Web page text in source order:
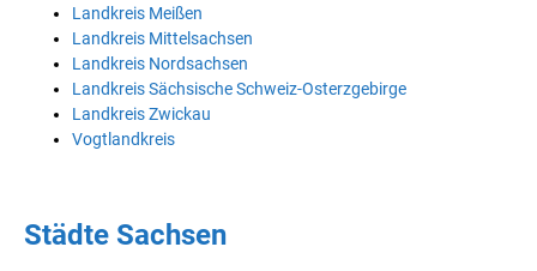
Landkreis Meißen
Landkreis Mittelsachsen
Landkreis Nordsachsen
Landkreis Sächsische Schweiz-Osterzgebirge
Landkreis Zwickau
Vogtlandkreis
Städte Sachsen